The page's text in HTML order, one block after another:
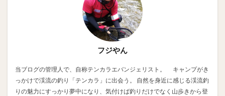
フジやん
当ブログの管理人で、自称テンカラエバンジェリスト。 キャンプがき
っかけで渓流の釣り「テンカラ」に出会う。 自然を身近に感じる渓流釣
りの魅力にすっかり夢中になり、気付けば釣りだけでなく山歩きから登